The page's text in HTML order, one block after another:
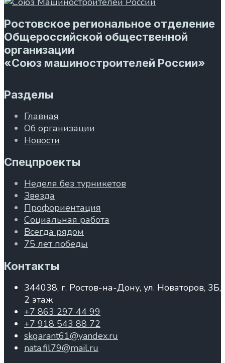
Ростовское региональное отделение
Общероссийской общественной
организации
«Союз машиностроителей России»
Разделы
Главная
Об организации
Новости
Спецпроекты
Неделя без турникетов
Звезда
Профориентация
Социальная работа
Всегда рядом
75 лет победы
Контакты
344038, г. Ростов-на-Дону, ул. Новаторов, 3Б,
2 этаж
+7 863 297 44 99
+7 918 543 88 72
skgarant61@yandex.ru
nata.fil79@mail.ru